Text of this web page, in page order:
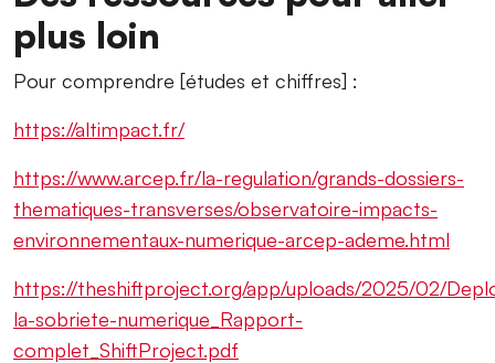
plus loin
Pour comprendre [études et chiffres] :
https://altimpact.fr/
https://www.arcep.fr/la-regulation/grands-dossiers-
thematiques-transverses/observatoire-impacts-
environnementaux-numerique-arcep-ademe.html
https://theshiftproject.org/app/uploads/2025/02/
la-sobriete-numerique_Rapport-
complet_ShiftProject.pdf